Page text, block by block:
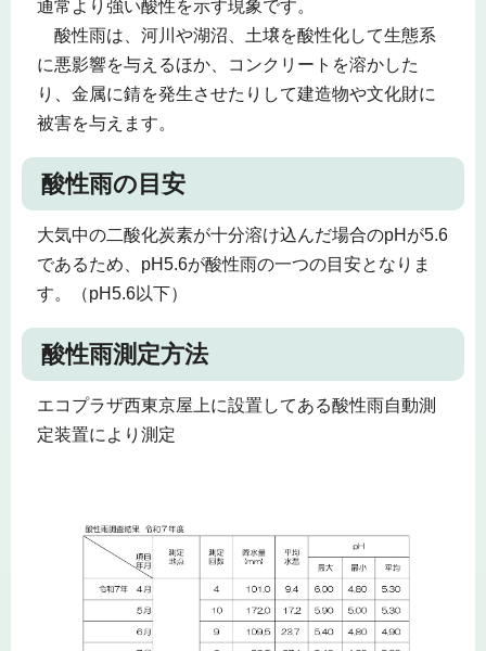
通常より強い酸性を示す現象です。
酸性雨は、河川や湖沼、土壌を酸性化して生態系
に悪影響を与えるほか、コンクリートを溶かした
り、金属に錆を発生させたりして建造物や文化財に
被害を与えます。
酸性雨の目安
大気中の二酸化炭素が十分溶け込んだ場合のpHが5.6
であるため、pH5.6が酸性雨の一つの目安となりま
す。（pH5.6以下）
酸性雨測定方法
エコプラザ西東京屋上に設置してある酸性雨自動測
定装置により測定